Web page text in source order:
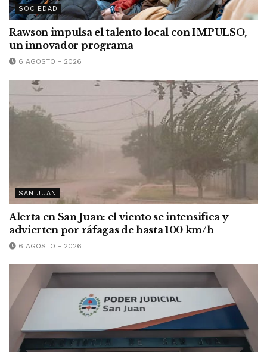
SOCIEDAD
Rawson impulsa el talento local con IMPULSO,
un innovador programa
6 AGOSTO - 2026
SAN JUAN
Alerta en San Juan: el viento se intensifica y
advierten por ráfagas de hasta 100 km/h
6 AGOSTO - 2026